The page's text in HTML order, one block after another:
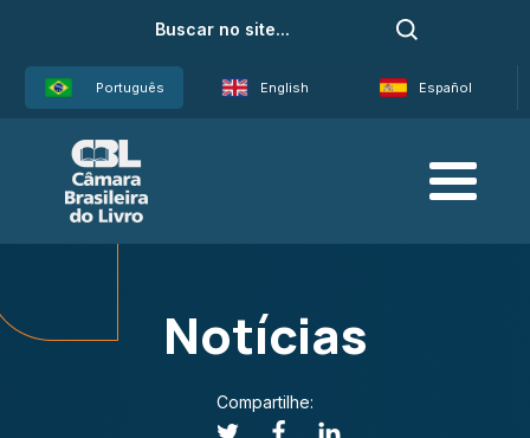
Português English Español
Notícias
Compartilhe: